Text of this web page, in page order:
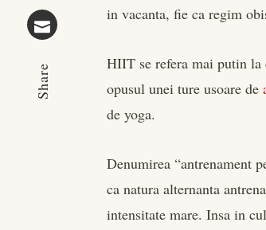
Stumbleupon
Share
in vacanta, fie ca regim
HIIT se refera mai putin
opusul unei ture usoare de
de yoga.
Denumirea “antrenament
ca natura alternanta
intensitate mare. Insa in